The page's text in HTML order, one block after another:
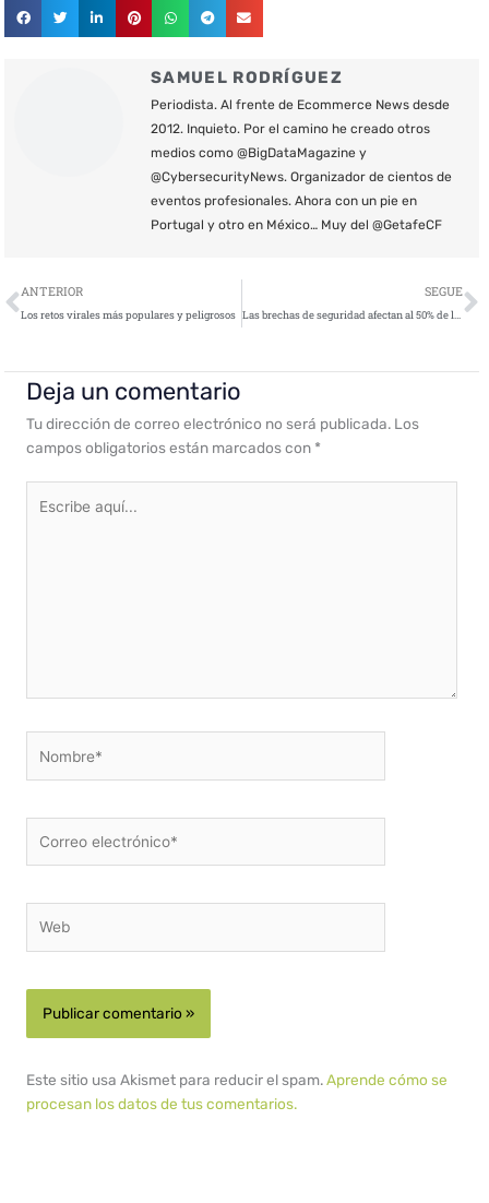
SAMUEL RODRÍGUEZ
Periodista. Al frente de Ecommerce News desde
2012. Inquieto. Por el camino he creado otros
medios como @BigDataMagazine y
@CybersecurityNews. Organizador de cientos de
eventos profesionales. Ahora con un pie en
Portugal y otro en México… Muy del @GetafeCF
Ant
ANTERIOR
Los retos virales más populares y peligrosos
SEGUE
Las brechas de seguridad afectan al 50% de los participantes de un test de protección de identidad de Affinion
Deja un comentario
Tu dirección de correo electrónico no será publicada. Los
campos obligatorios están marcados con *
aquí...
electrónico*
Este sitio usa Akismet para reducir el spam.Aprende cómo se
procesan los datos de tus comentarios.